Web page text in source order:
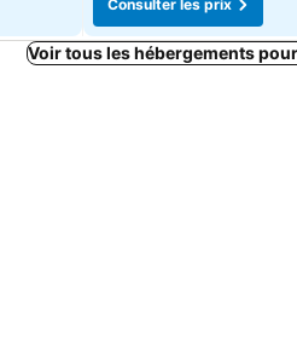
Consulter les prix
Voir tous les hébergements